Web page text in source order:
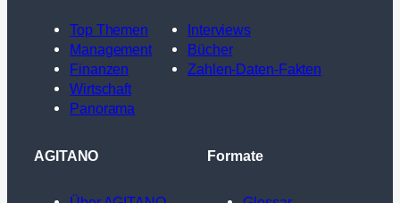
Top Themen
Management
Finanzen
Wirtschaft
Panorama
Interviews
Bücher
Zahlen-Daten-Fakten
AGITANO Formate